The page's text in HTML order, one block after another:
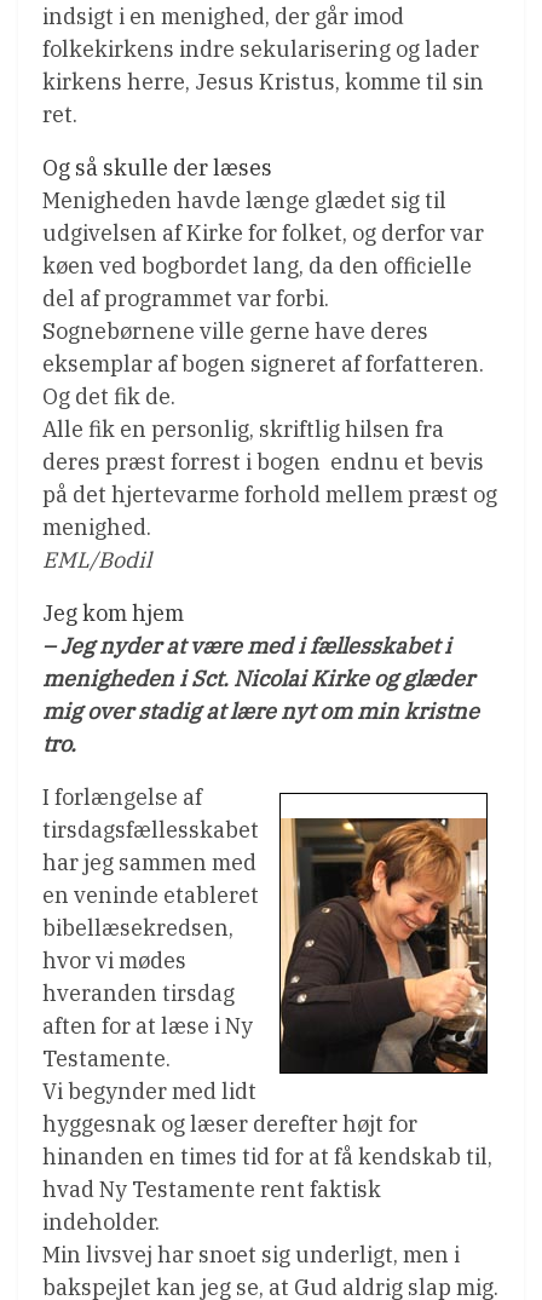
indsigt i en menighed, der går imod
folkekirkens indre sekularisering og lader
kirkens herre, Jesus Kristus, komme til sin
ret.
Og så skulle der læses
Menigheden havde længe glædet sig til
udgivelsen af Kirke for folket, og derfor var
køen ved bogbordet lang, da den officielle
del af programmet var forbi.
Sognebørnene ville gerne have deres
eksemplar af bogen signeret af forfatteren.
Og det fik de.
Alle fik en personlig, skriftlig hilsen fra
deres præst forrest i bogen  endnu et bevis
på det hjertevarme forhold mellem præst og
menighed.
EML/Bodil
Jeg kom hjem
– Jeg nyder at være med i fællesskabet i
menigheden i Sct. Nicolai Kirke og glæder
mig over stadig at lære nyt om min kristne
tro.
I forlængelse af
tirsdagsfællesskabet
har jeg sammen med
en veninde etableret
bibellæsekredsen,
hvor vi mødes
hveranden tirsdag
aften for at læse i Ny
Testamente.
Vi begynder med lidt
hyggesnak og læser derefter højt for
hinanden en times tid for at få kendskab til,
hvad Ny Testamente rent faktisk
indeholder.
Min livsvej har snoet sig underligt, men i
bakspejlet kan jeg se, at Gud aldrig slap mig.